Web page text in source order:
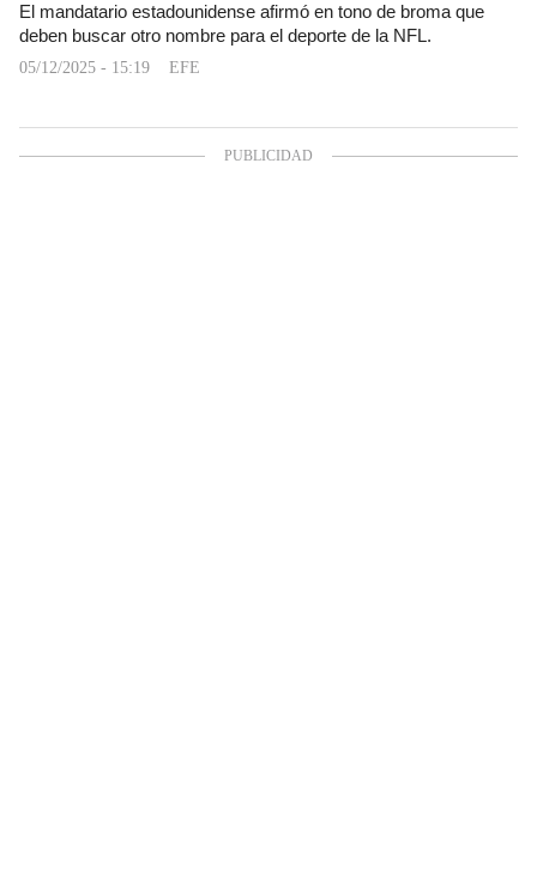
El mandatario estadounidense afirmó en tono de broma que
deben buscar otro nombre para el deporte de la NFL.
05/12/2025 - 15:19 EFE